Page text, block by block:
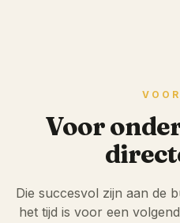
Voor
Die succesvol zijn aan de
het tijd is voor een